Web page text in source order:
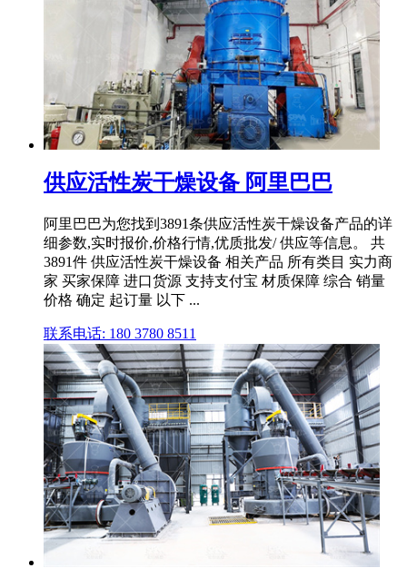
供应活性炭干燥设备 阿里巴巴
阿里巴巴为您找到3891条供应活性炭干燥设备产品的详
细参数,实时报价,价格行情,优质批发/ 供应等信息。 共
3891件 供应活性炭干燥设备 相关产品 所有类目 实力商
家 买家保障 进口货源 支持支付宝 材质保障 综合 销量
价格 确定 起订量 以下 ...
联系电话: 180 3780 8511